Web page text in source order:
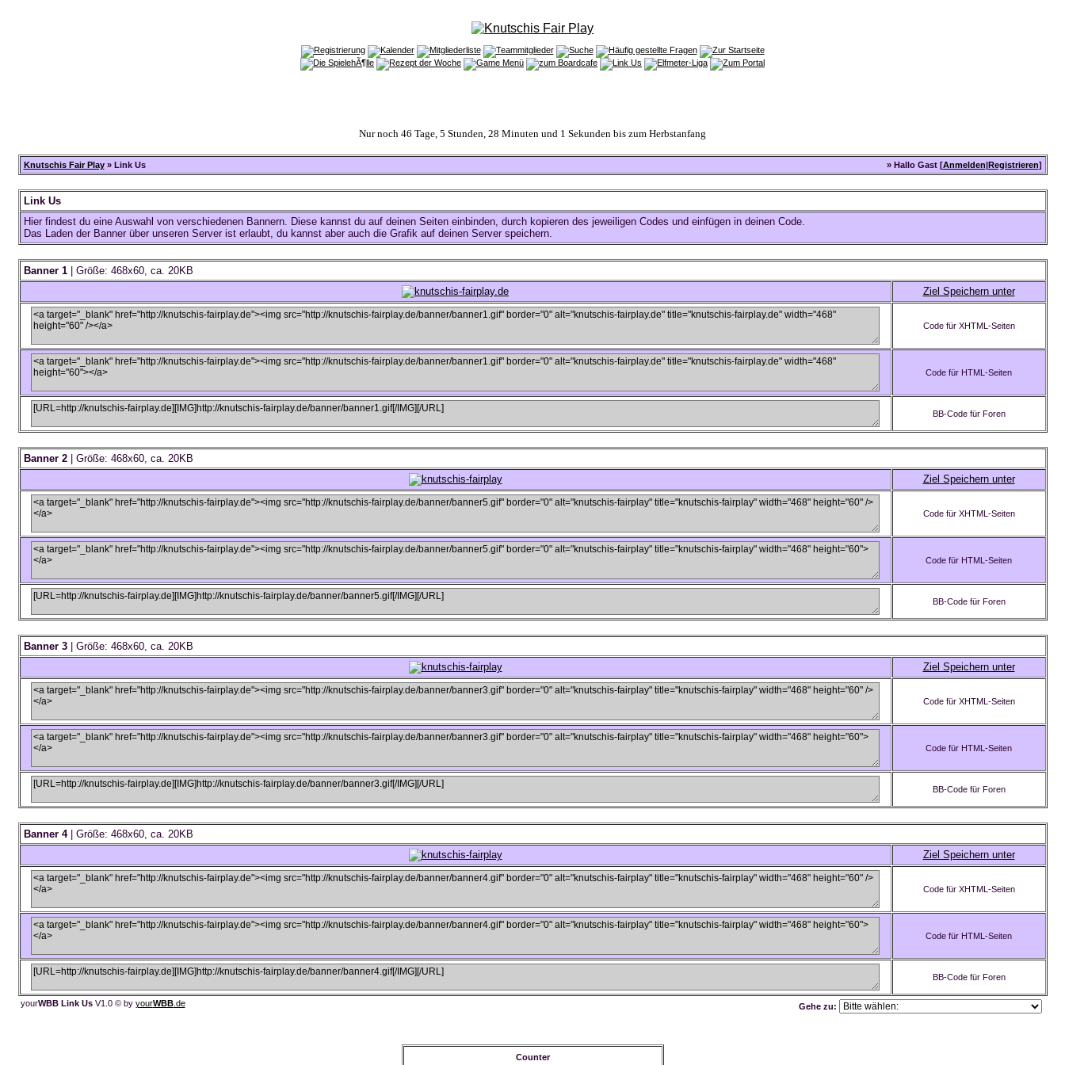
Nur noch 46 Tage, 5 Stunden, 28 Minuten und 1 Sekunden bis zum Herbstanfang
Knutschis Fair Play» Link Us » Hallo Gast [Anmelden|Registrieren]
Link Us
Hier findest du eine Auswahl von verschiedenen Bannern. Diese kannst du auf deinen Seiten einbinden, durch kopieren des jeweiligen Codes und einfügen in deinen Code.
Das Laden der Banner über unseren Server ist erlaubt, du kannst aber auch die Grafik auf deinen Server speichern.
Banner 1| Größe: 468x60, ca. 20KB
Ziel Speichern unter
Code für XHTML-Seiten
Code für HTML-Seiten
BB-Code für Foren
Banner 2| Größe: 468x60, ca. 20KB
Ziel Speichern unter
Code für XHTML-Seiten
Code für HTML-Seiten
BB-Code für Foren
Banner 3| Größe: 468x60, ca. 20KB
Ziel Speichern unter
Code für XHTML-Seiten
Code für HTML-Seiten
BB-Code für Foren
Banner 4| Größe: 468x60, ca. 20KB
Ziel Speichern unter
Code für XHTML-Seiten
Code für HTML-Seiten
BB-Code für Foren
yourWBB Link UsV1.0 © by yourWBB.de Gehe zu:
Counter